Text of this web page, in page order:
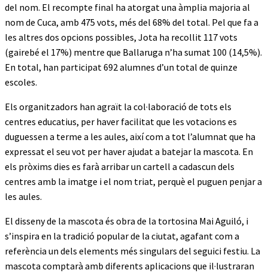
del nom. El recompte final ha atorgat una àmplia majoria al
nom de Cuca, amb 475 vots, més del 68% del total. Pel que fa a
les altres dos opcions possibles, Jota ha recollit 117 vots
(gairebé el 17%) mentre que Ballaruga n’ha sumat 100 (14,5%).
En total, han participat 692 alumnes d’un total de quinze
escoles.
Els organitzadors han agraït la col·laboració de tots els
centres educatius, per haver facilitat que les votacions es
duguessen a terme a les aules, així com a tot l’alumnat que ha
expressat el seu vot per haver ajudat a batejar la mascota. En
els pròxims dies es farà arribar un cartell a cadascun dels
centres amb la imatge i el nom triat, perquè el puguen penjar a
les aules.
El disseny de la mascota és obra de la tortosina Mai Aguiló, i
s’inspira en la tradició popular de la ciutat, agafant com a
referència un dels elements més singulars del seguici festiu. La
mascota comptarà amb diferents aplicacions que il·lustraran